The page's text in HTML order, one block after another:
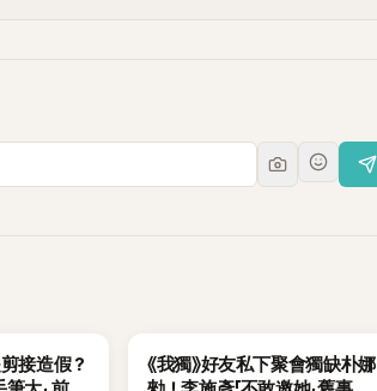
接造假？
K-POP
《我獨》好友私下聚會獨缺朴娜